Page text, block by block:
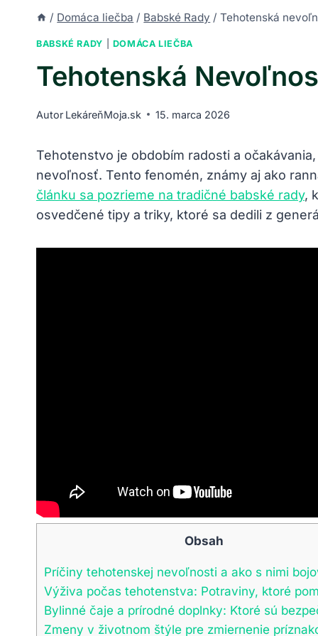
/ Domáca liečba / Babské Rady / Tehotenská
BABSKÉ RADY DOMÁCA LIEČBA
Tehotenská
Autor LekáreňMoja.sk 15. marca 2026
Tehotenstvo​ je obdobím radosti a
nevoľnosť. Tento fenomén, známy aj ako
článku sa pozrieme na tradičné babské rady,
osvedčené tipy a triky, ktoré sa dedili z
Obsah
Príčiny tehotenskej nevoľnosti a ako s nimi
Výživa počas tehotenstva: Potraviny, ktoré
Bylinné čaje​ a ‍prírodné doplnky: Ktoré ⁣sú
Zmeny⁣ v životnom štýle pre zmiernenie